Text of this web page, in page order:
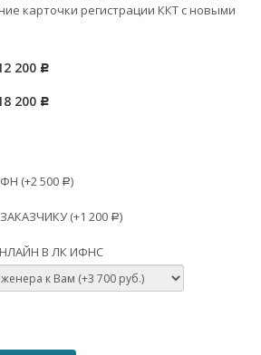
карточки регистрации ККТ с новыми
200 Р
200 Р
(+2 500 Р)
(+1 200 Р)
В ЛК ИФНС